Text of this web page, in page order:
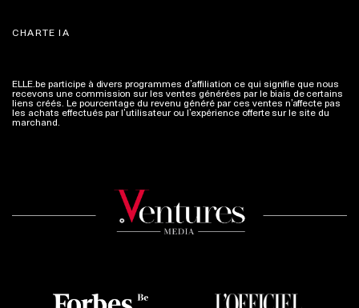
CHARTE IA
ELLE.be participe à divers programmes d’affiliation ce qui signifie que nous
recevons une commission sur les ventes générées par le biais de certains
liens créés. Le pourcentage du revenu généré par ces ventes n’affecte pas
les achats effectués par l’utilisateur ou l’expérience offerte sur le site du
marchand. Plus d'infos